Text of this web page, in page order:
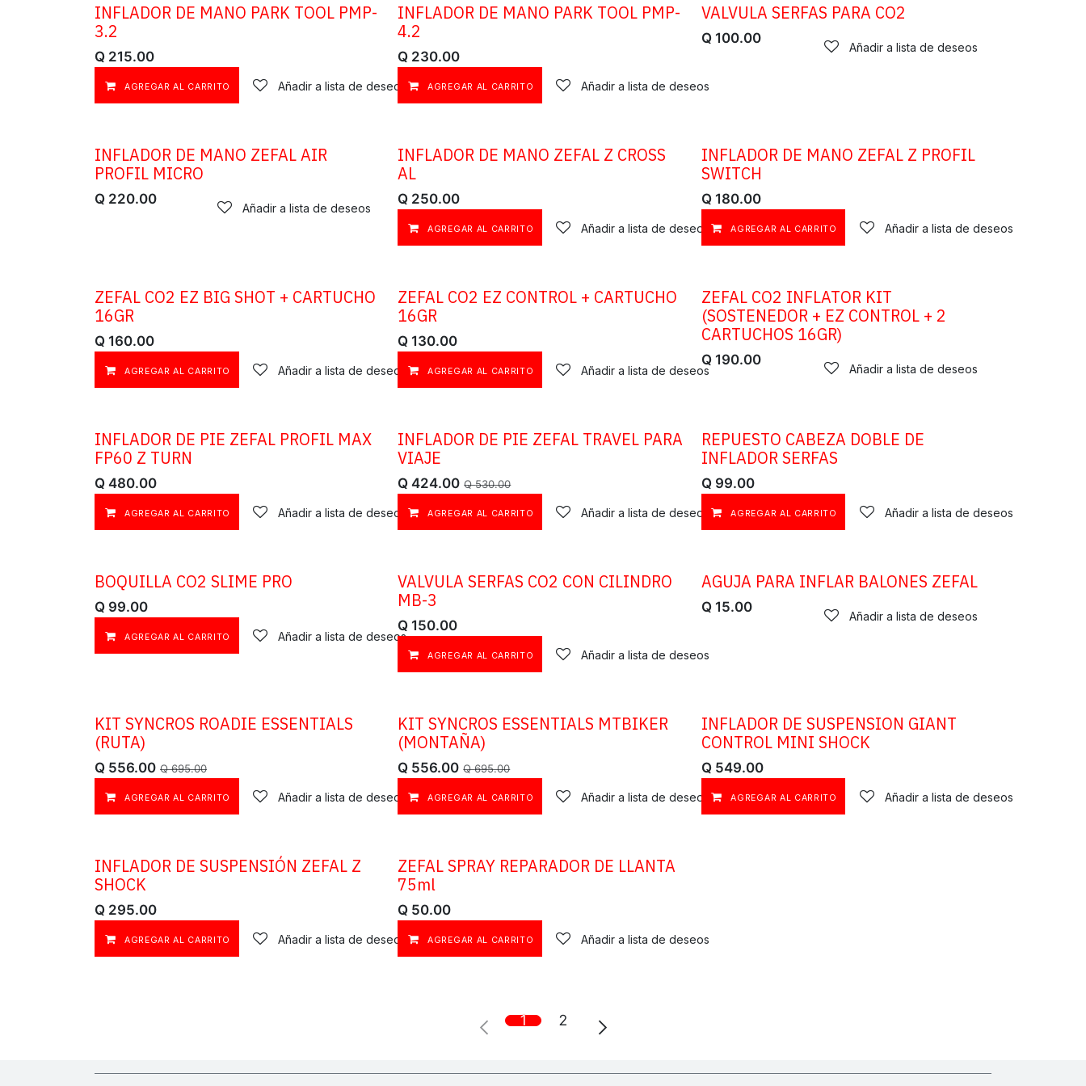
INFLADOR DE MANO PARK TOOL PMP-
3.2
Q 215.00
AGREGAR AL CARRITO Añadir a lista de deseos
INFLADOR DE MANO PARK TOOL PMP-
4.2
Q 230.00
AGREGAR AL CARRITO Añadir a lista de deseos
VALVULA SERFAS PARA CO2
Q 100.00
Añadir a lista de deseos
INFLADOR DE MANO ZEFAL AIR
PROFIL MICRO
Q 220.00
Añadir a lista de deseos
INFLADOR DE MANO ZEFAL Z CROSS
AL
Q 250.00
AGREGAR AL CARRITO Añadir a lista de deseos
INFLADOR DE MANO ZEFAL Z PROFIL
SWITCH
Q 180.00
AGREGAR AL CARRITO Añadir a lista de deseos
ZEFAL CO2 EZ BIG SHOT + CARTUCHO
16GR
Q 160.00
AGREGAR AL CARRITO Añadir a lista de deseos
ZEFAL CO2 EZ CONTROL + CARTUCHO
16GR
Q 130.00
AGREGAR AL CARRITO Añadir a lista de deseos
ZEFAL CO2 INFLATOR KIT
(SOSTENEDOR + EZ CONTROL + 2
CARTUCHOS 16GR)
Q 190.00
Añadir a lista de deseos
INFLADOR DE PIE ZEFAL PROFIL MAX
FP60 Z TURN
Q 480.00
AGREGAR AL CARRITO Añadir a lista de deseos
OFERTA
INFLADOR DE PIE ZEFAL TRAVEL PARA
VIAJE
Q424.00 Q530.00
AGREGAR AL CARRITO Añadir a lista de deseos
REPUESTO CABEZA DOBLE DE
INFLADOR SERFAS
Q 99.00
AGREGAR AL CARRITO Añadir a lista de deseos
BOQUILLA CO2 SLIME PRO
Q 99.00
AGREGAR AL CARRITO Añadir a lista de deseos
VALVULA SERFAS CO2 CON CILINDRO
MB-3
Q 150.00
AGREGAR AL CARRITO Añadir a lista de deseos
AGUJA PARA INFLAR BALONES ZEFAL
Q 15.00
Añadir a lista de deseos
OFERTA
​KIT SYNCROS ROADIE ESSENTIALS
(RUTA)
Q 556.00 Q695.00
AGREGAR AL CARRITO Añadir a lista de deseos
OFERTA
​KIT SYNCROS ESSENTIALS MTBIKER
(MONTAÑA)
Q 556.00 Q695.00
AGREGAR AL CARRITO Añadir a lista de deseos
INFLADOR DE SUSPENSION GIANT
CONTROL MINI SHOCK
Q 549.00
AGREGAR AL CARRITO Añadir a lista de deseos
INFLADOR DE SUSPENSIÓN ZEFAL Z
SHOCK
Q 295.00
AGREGAR AL CARRITO Añadir a lista de deseos
ZEFAL SPRAY REPARADOR DE LLANTA
75ml
Q 50.00
AGREGAR AL CARRITO Añadir a lista de deseos
1 2